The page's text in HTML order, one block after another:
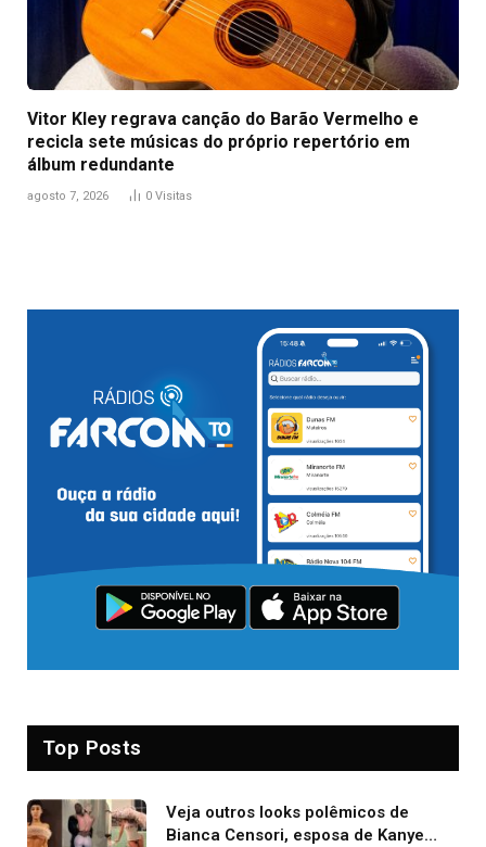
Vitor Kley regrava canção do Barão Vermelho e
recicla sete músicas do próprio repertório em
álbum redundante
agosto 7, 2026 0 Visitas
Top Posts
Veja outros looks polêmicos de
Bianca Censori, esposa de Kanye